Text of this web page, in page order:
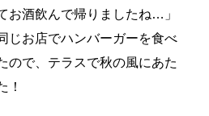
お酒飲んで帰りましたね…」
じお店でハンバーガーを食べ
ので、テラスで秋の風にあた
！